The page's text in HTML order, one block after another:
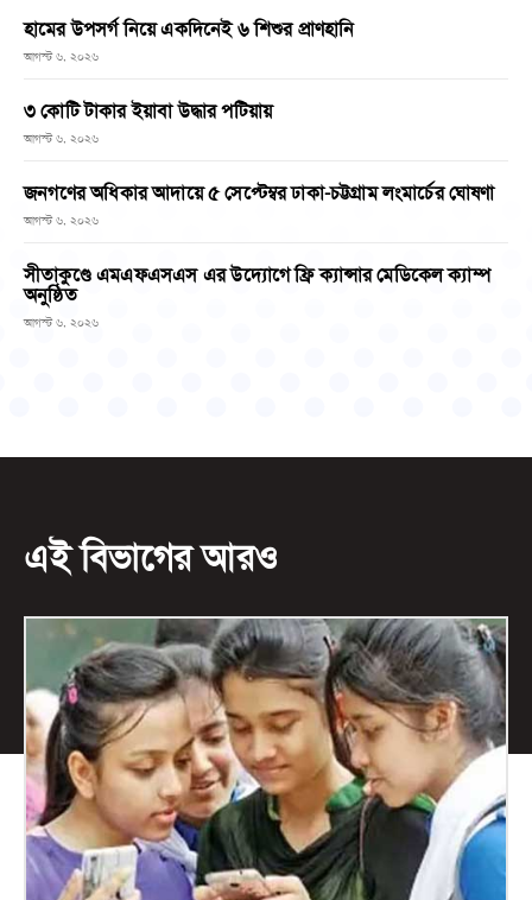
হামের উপসর্গ নিয়ে একদিনেই ৬ শিশুর প্রাণহানি
আগস্ট ৬, ২০২৬
৩ কোটি টাকার ইয়াবা উদ্ধার পটিয়ায়
আগস্ট ৬, ২০২৬
জনগণের অধিকার আদায়ে ৫ সেপ্টেম্বর ঢাকা-চট্টগ্রাম লংমার্চের ঘোষণা
আগস্ট ৬, ২০২৬
সীতাকুণ্ডে এমএফএসএস এর উদ্যোগে ফ্রি ক্যান্সার মেডিকেল ক্যাম্প
অনুষ্ঠিত
আগস্ট ৬, ২০২৬
এই বিভাগের আরও